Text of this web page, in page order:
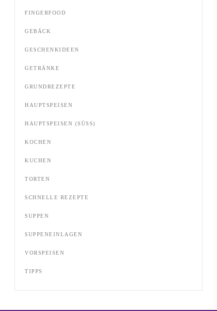
FINGERFOOD
GEBÄCK
GESCHENKIDEEN
GETRÄNKE
GRUNDREZEPTE
HAUPTSPEISEN
HAUPTSPEISEN (SÜSS)
KOCHEN
KUCHEN
TORTEN
SCHNELLE REZEPTE
SUPPEN
SUPPENEINLAGEN
VORSPEISEN
TIPPS